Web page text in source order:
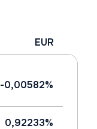
EUR
-0,00582%
0,92233%